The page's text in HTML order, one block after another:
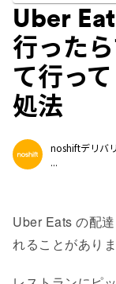
Uber
行った
て行っ
処法
noshiftデリバ
...
Uber Eats の配
れることがありま